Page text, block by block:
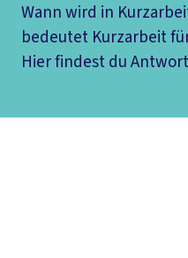
Wann wird in
bedeutet Kurzarbeit
Hier findest du